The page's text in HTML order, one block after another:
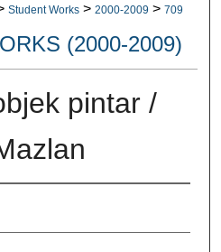
Student Works > 2000-2009 > 709
(2000-2009)
pintar /